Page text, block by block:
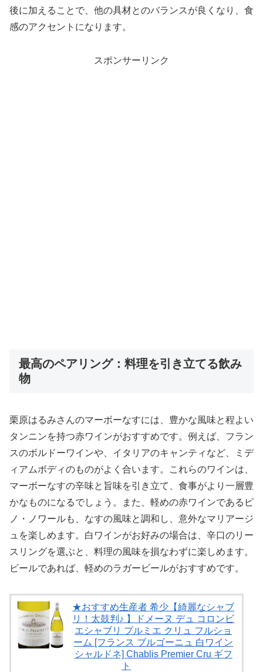
後に加えることで、他の具材とのバランスが良くなり、食
感のアクセントになります。
スポンサーリンク
最高のペアリング：料理を引き立てる飲み
物
栗原はるみさんのマーボーなすには、豊かな風味と程よい
タンニンを持つ赤ワインがおすすめです。例えば、フラン
スのボルドーワインや、イタリアのキャンティなど、ミデ
ィアムボディのものがよく合います。これらのワインは、
マーボーなすの辛味と旨味を引き立て、食事がより一層豊
かなものになるでしょう。また、軽めの赤ワインであるピ
ノ・ノワールも、なすの風味と調和し、意外なマリアージ
ュを楽しめます。白ワインがお好みの場合は、辛口のリー
スリングを選ぶと、料理の風味を損なわずに楽しめます。
ビールであれば、軽めのラガービールがおすすめです。
★おすすめ生産者 希少【綺麗なシャブ
リ！太鼓判♪ 】ドメーヌ デュ コロンビ
エシャブリ プルミエ クリュ フルショ
ーム [フランス ブルゴーニュ 白ワイン
シャルドネ] Chablis Premier Cru ギフ
ト